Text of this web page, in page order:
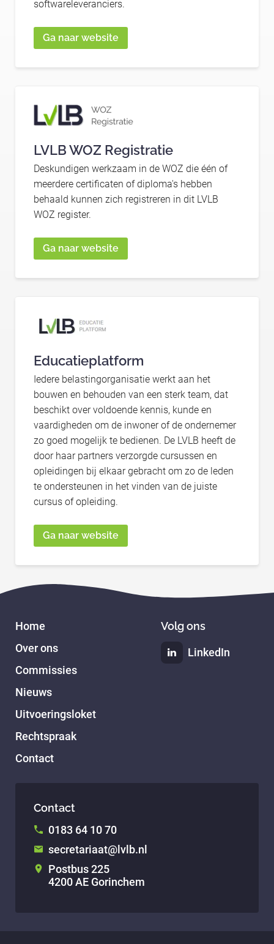
softwareleveranciers.
Ga naar website
LVLB WOZ Registratie
Deskundigen werkzaam in de WOZ die één of
meerdere certificaten of diploma's hebben
behaald kunnen zich registreren in dit LVLB
WOZ register.
Ga naar website
Educatieplatform
Iedere belastingorganisatie werkt aan het
bouwen en behouden van een sterk team, dat
beschikt over voldoende kennis, kunde en
vaardigheden om de inwoner of de ondernemer
zo goed mogelijk te bedienen. De LVLB heeft de
door haar partners verzorgde cursussen en
opleidingen bij elkaar gebracht om zo de leden
te ondersteunen in het vinden van de juiste
cursus of opleiding.
Ga naar website
Home
Over ons
Commissies
Nieuws
Uitvoeringsloket
Rechtspraak
Contact
Volg ons
LinkedIn
Contact
0183 64 10 70
secretariaat@lvlb.nl
Postbus 225
4200 AE Gorinchem